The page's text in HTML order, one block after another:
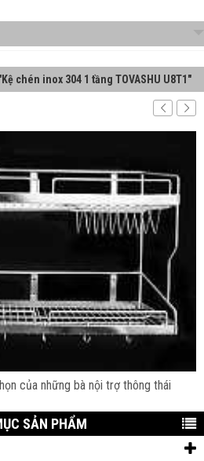
chén inox 304 1 tầng TOVASHU U8T1"
của những bà nội trợ thông thái
SẢN PHẨM